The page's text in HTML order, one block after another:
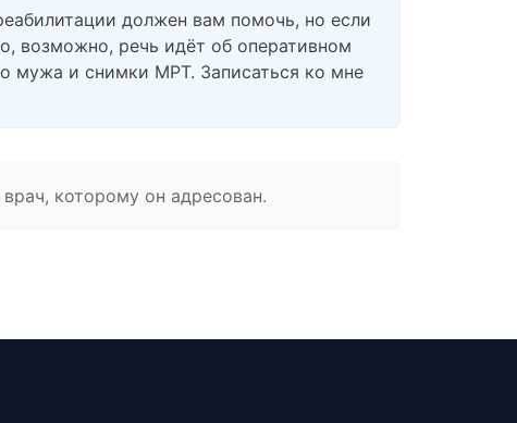
должен вам помочь, но если
возможно, речь идёт об оперативном
мужа и снимки МРТ. Записаться ко мне
которому он адресован.